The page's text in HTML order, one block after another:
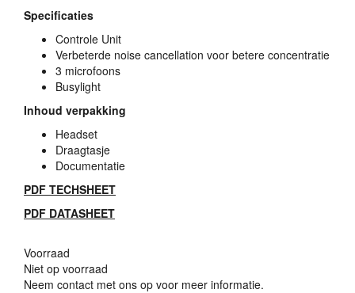
Specificaties
Controle Unit
Verbeterde noise cancellation voor betere concentratie
3 microfoons
Busylight
Inhoud verpakking
Headset
Draagtasje
Documentatie
PDF TECHSHEET
PDF DATASHEET
Voorraad
Niet op voorraad
Neem contact met ons op voor meer informatie.